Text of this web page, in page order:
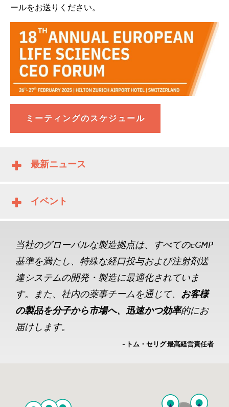
ールをお送りください。
ミーティングのスケジュール
最新ニュース
イベント
当社のグローバルな製造拠点は、すべてのcGMP
基準を満たし、特殊な経口投与および注射剤送
達システムの開発・製造に最適化されていま
す。また、社内の薬事チームを通じて、 お客様
の製品を分子から市場へ、迅速かつ効率的にお
届けします。
- トム・セリグ 最高経営責任者